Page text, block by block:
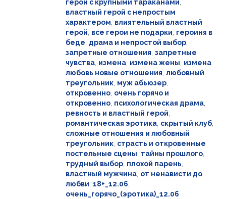
герои с крупными тараканами
властный герой с непростым
характером влиятельный властный
герой все герои не подарки героиня в
беде драма и непростой выбор
запретные отношения запретные
чувства измена измена жены измена
любовь новые отношения любовный
треугольник муж абьюзер
откровенно очень горячо и
откровенно психологическая драма
ревность и властный герой
романтическая эротика скрытый клуб
сложные отношения и любовный
треугольник страсть и откровенные
постельные сцены тайны прошлого
трудный выбор плохой парень
властный мужчина от ненависти до
любви 18+_12.06
очень_горячо_(эротика)_12.06